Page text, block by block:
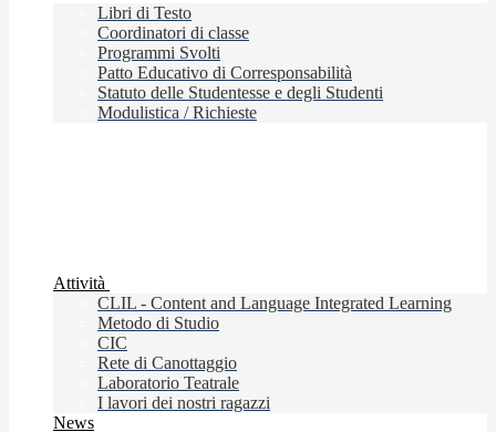
Libri di Testo
Coordinatori di classe
Programmi Svolti
Patto Educativo di Corresponsabilità
Statuto delle Studentesse e degli Studenti
Modulistica / Richieste
Attività
CLIL - Content and Language Integrated Learning
Metodo di Studio
CIC
Rete di Canottaggio
Laboratorio Teatrale
I lavori dei nostri ragazzi
News